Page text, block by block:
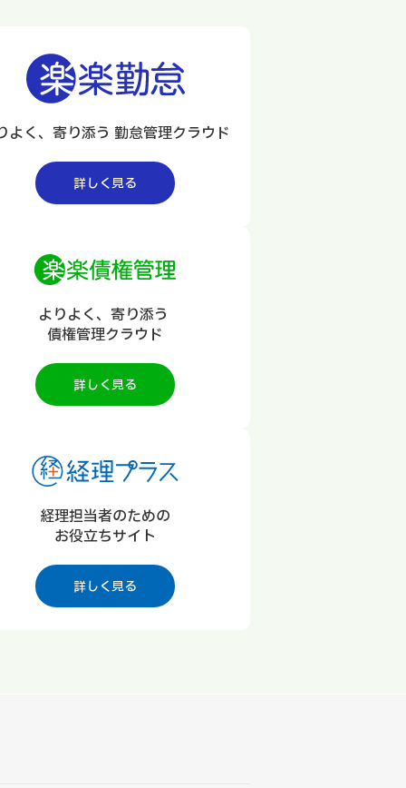
よく、寄り添う 勤怠管理クラウド
詳しく見る
よりよく、寄り添う
債権管理クラウド
詳しく見る
経理担当者のための
お役立ちサイト
詳しく見る